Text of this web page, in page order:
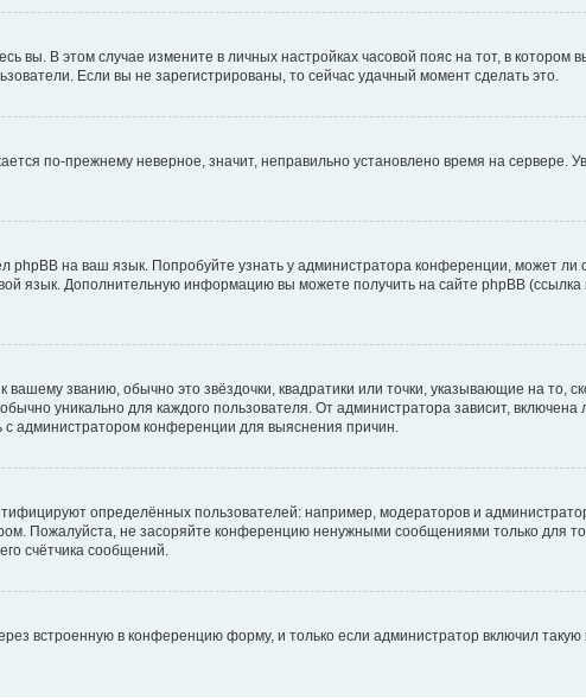
вы. В этом случае измените в личных настройках часовой пояс на тот, в котором
Если вы не зарегистрированы, то сейчас удачный момент сделать это.
по-прежнему неверное, значит, неправильно установлено время на сервере.
на ваш язык. Попробуйте узнать у администратора конференции, может ли
язык. Дополнительную информацию вы можете получить на сайте phpBB (ссылка
званию, обычно это звёздочки, квадратики или точки, указывающие на то,
уникально для каждого пользователя. От администратора зависит, включена
с администратором конференции для выяснения причин.
определённых пользователей: например, модераторов и
Пожалуйста, не засоряйте конференцию ненужными сообщениями только для
счётчика сообщений.
встроенную в конференцию форму, и только если администратор включил